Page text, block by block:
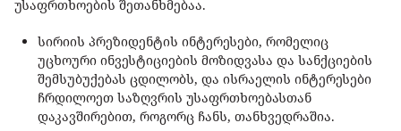
უსაფრთხოების შეთანხმებაა.
სირიის პრეზიდენტის ინტერესები, რომელიც
უცხოური ინვესტიციების მოზიდვასა და სანქციების
შემსუბუქებას ცდილობს, და ისრაელის ინტერესები
ჩრდილოეთ საზღვრის უსაფრთხოებასთან
დაკავშირებით, როგორც ჩანს, თანხვედრაშია.